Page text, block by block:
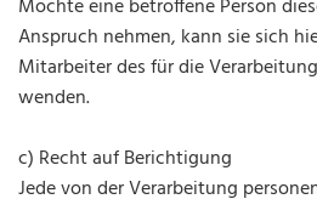
Möchte eine betroffene Person
Anspruch nehmen, kann sie sich
Mitarbeiter des für die
wenden.
c) Recht auf Berichtigung
Jede von der Verarbeitung